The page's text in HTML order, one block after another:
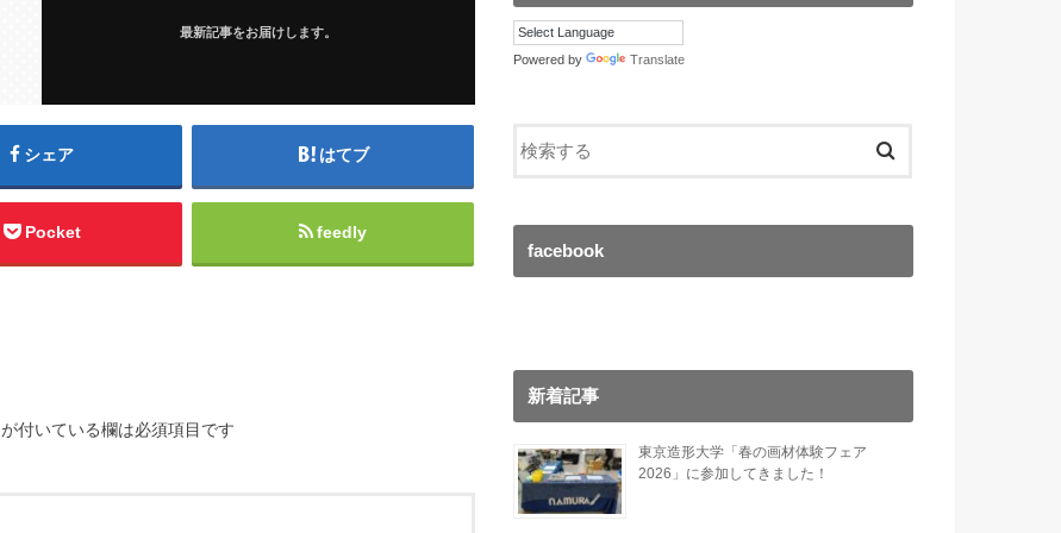
最新記事をお届けします。
シェア はてブ
Pocket feedly
が付いている欄は必須項目です
Powered by Translate
facebook
新着記事
東京造形大学「春の画材体験フェア
2026」に参加してきました！